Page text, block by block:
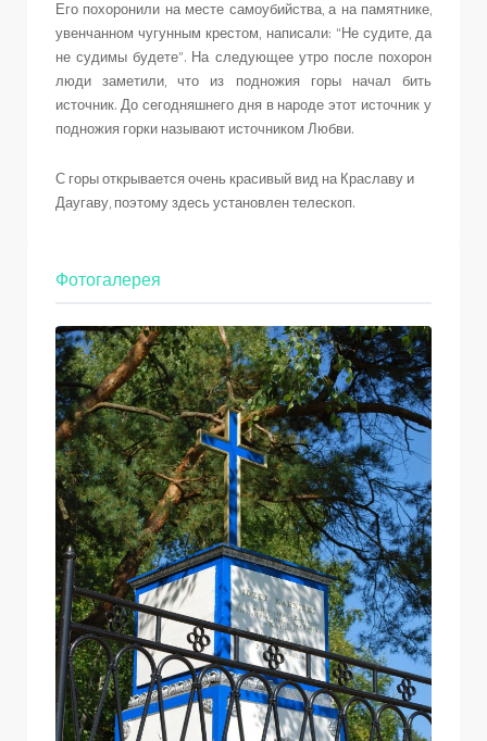
Его похоронили на месте самоубийства, а на памятнике,
увенчанном чугунным крестом, написали: “Не судите, да
не судимы будете”. На следующее утро после похорон
люди заметили, что из подножия горы начал бить
источник. До сегодняшнего дня в народе этот источник у
подножия горки называют источником Любви.
С горы открывается очень красивый вид на Краславу и
Даугаву, поэтому здесь установлен телескоп.
Фотогалерея